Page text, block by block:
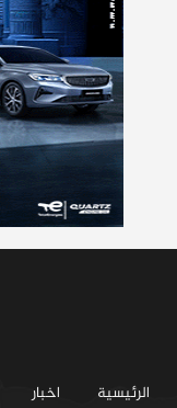
الرئيسية اخبار